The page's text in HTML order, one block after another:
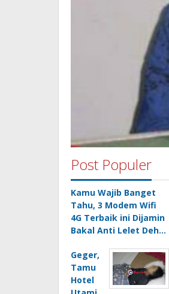
Post Populer
Kamu Wajib Banget
Tahu, 3 Modem Wifi
4G Terbaik ini Dijamin
Bakal Anti Lelet Deh…
Geger,
Tamu
Hotel